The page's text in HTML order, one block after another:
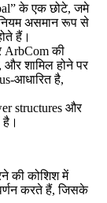
के एक छोटे, जमे
नियम असमान रूप से
हैं।
ArbCom की
और शामिल होने पर
आधारित है,
structures और
है।
की कोशिश में
करते हैं, जिसके